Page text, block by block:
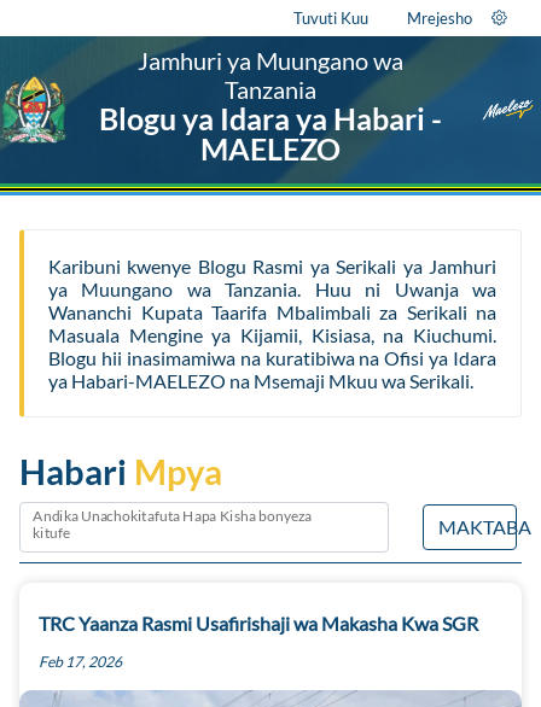
Tuvuti Kuu Mrejesho
Jamhuri ya Muungano wa
Tanzania
Blogu ya Idara ya Habari -
MAELEZO
Karibuni kwenye Blogu Rasmi ya Serikali ya Jamhuri
ya Muungano wa Tanzania. Huu ni Uwanja wa
Wananchi Kupata Taarifa Mbalimbali za Serikali na
Masuala Mengine ya Kijamii, Kisiasa, na Kiuchumi.
Blogu hii inasimamiwa na kuratibiwa na Ofisi ya Idara
ya Habari-MAELEZO na Msemaji Mkuu wa Serikali.
Habari Mpya
Andika Unachokitafuta Hapa Kisha bonyeza
kitufe
MAKTABA
TRC Yaanza Rasmi Usafirishaji wa Makasha Kwa SGR
Feb 17, 2026